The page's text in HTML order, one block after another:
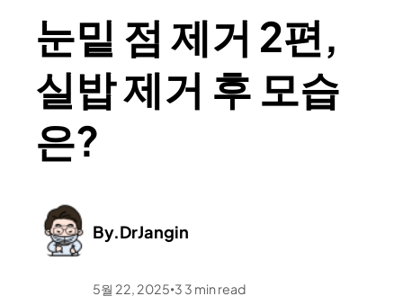
눈밑 점 제거 2편,
실밥 제거 후 모습
은?
By.DrJangin
5월 22, 2025 •3 3 min read